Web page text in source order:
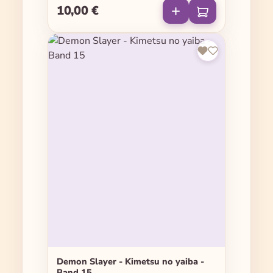
Regulärer Preis:
10,00 €
Demon Slayer - Kimetsu no yaiba -